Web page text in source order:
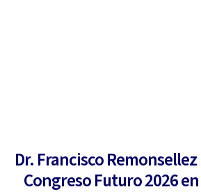
Dr. Francisco
Congreso Futuro 2026